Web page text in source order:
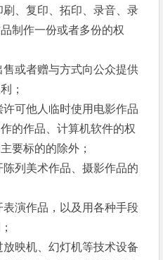
、复印、拓印、录音、录
制作一份或者多份的权
或者赠与方式向公众提供
；
他人临时使用电影作品
的作品、计算机软件的权
要标的的除外；
美术作品、摄影作品的
演作品，以及用各种手段
机、幻灯机等技术设备